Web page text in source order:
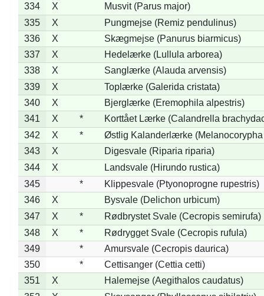
334
X
Musvit (Parus major)
335
X
Pungmejse (Remiz pendulinus)
336
X
Skægmejse (Panurus biarmicus)
337
X
Hedelærke (Lullula arborea)
338
X
Sanglærke (Alauda arvensis)
339
X
Toplærke (Galerida cristata)
340
X
Bjerglærke (Eremophila alpestris)
341
X *
Korttået Lærke (Calandrella
342
X *
Østlig Kalanderlærke (Melanocorypha
343
X
Digesvale (Riparia riparia)
344
X
Landsvale (Hirundo rustica)
345
*
Klippesvale (Ptyonoprogne rupestris)
346
X
Bysvale (Delichon urbicum)
347
X *
Rødbrystet Svale (Cecropis semirufa)
348
X *
Rødrygget Svale (Cecropis rufula)
349
*
Amursvale (Cecropis daurica)
350
*
Cettisanger (Cettia cetti)
351
X
Halemejse (Aegithalos caudatus)